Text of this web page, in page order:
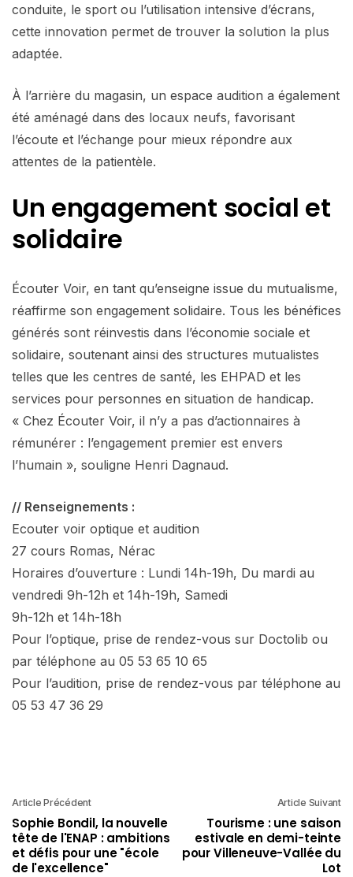
conduite, le sport ou l’utilisation intensive d’écrans,
cette innovation permet de trouver la solution la plus
adaptée.
À l’arrière du magasin, un espace audition a également
été aménagé dans des locaux neufs, favorisant
l’écoute et l’échange pour mieux répondre aux
attentes de la patientèle.
Un engagement social et
solidaire
Écouter Voir, en tant qu’enseigne issue du mutualisme,
réaffirme son engagement solidaire. Tous les bénéfices
générés sont réinvestis dans l’économie sociale et
solidaire, soutenant ainsi des structures mutualistes
telles que les centres de santé, les EHPAD et les
services pour personnes en situation de handicap.
« Chez Écouter Voir, il n’y a pas d’actionnaires à
rémunérer : l’engagement premier est envers
l’humain », souligne Henri Dagnaud.
// Renseignements :
Ecouter voir optique et audition
27 cours Romas, Nérac
Horaires d’ouverture : Lundi 14h-19h, Du mardi au
vendredi 9h-12h et 14h-19h, Samedi
9h-12h et 14h-18h
Pour l’optique, prise de rendez-vous sur Doctolib ou
par téléphone au 05 53 65 10 65
Pour l’audition, prise de rendez-vous par téléphone au
05 53 47 36 29
Article Précédent
Sophie Bondil, la nouvelle
tête de l'ENAP : ambitions
et défis pour une "école
de l'excellence"
Article Suivant
Tourisme : une saison
estivale en demi-teinte
pour Villeneuve-Vallée du
Lot